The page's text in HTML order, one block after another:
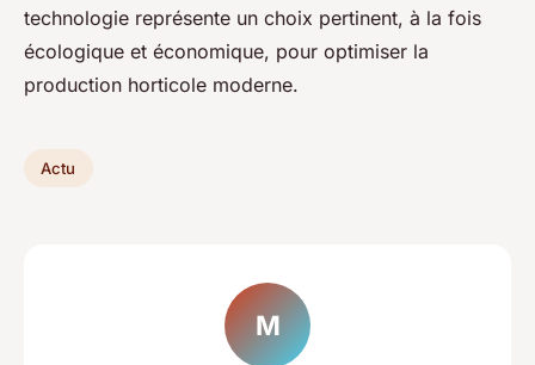
technologie représente un choix pertinent, à la fois
écologique et économique, pour optimiser la
production horticole moderne.
Actu
M